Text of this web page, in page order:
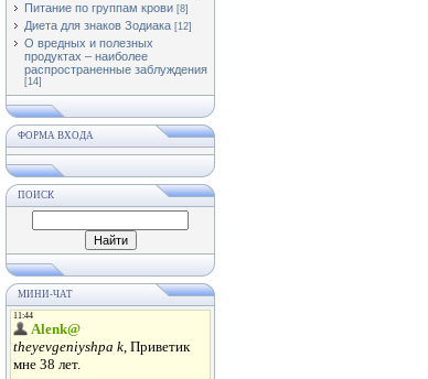
Питание по группам крови [8]
Диета для знаков Зодиака [12]
О вредных и полезных
продуктах – наиболее
распространенные заблуждения
[14]
ФОРМА ВХОДА
ПОИСК
МИНИ-ЧАТ